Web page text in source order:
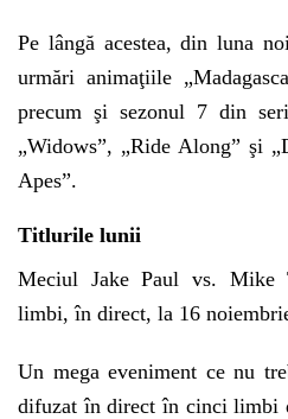
Pe lângă acestea, din luna
urmări animaţiile
precum şi sezonul 7 din
„Widows”, „Ride Along” şi
Apes”.
Titlurile lunii
Meciul Jake Paul vs. Mike
limbi, în direct, la 16
Un mega eveniment ce nu
difuzat în direct în cinci limbi